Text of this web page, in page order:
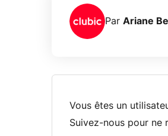
Par Ariane
Vous êtes un
Suivez-nous pour ne